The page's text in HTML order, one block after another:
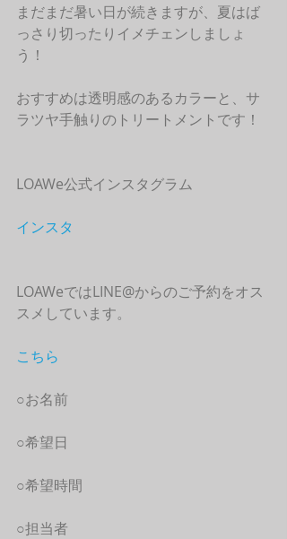
まだまだ暑い日が続きますが、夏はば
っさり切ったりイメチェンしましょ
う！
おすすめは透明感のあるカラーと、サ
ラツヤ手触りのトリートメントです！
LOAWe公式インスタグラム
インスタ
LOAWeではLINE@からのご予約をオス
スメしています。
こちら
○お名前
○希望日
○希望時間
○担当者